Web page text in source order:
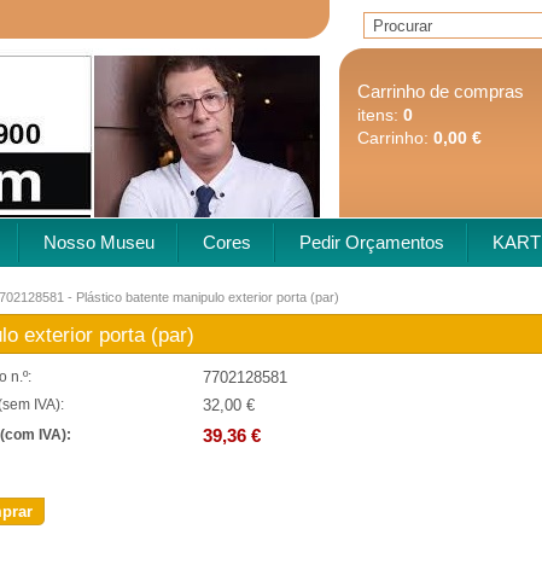
Carrinho de compras
itens: 0
Carrinho: 0,00 €
Nosso Museu Cores Pedir Orçamentos KART
- Plástico batente manipulo exterior porta (par)
exterior porta (par)
n.º: 7702128581
IVA): 32,00 €
IVA): 39,36 €